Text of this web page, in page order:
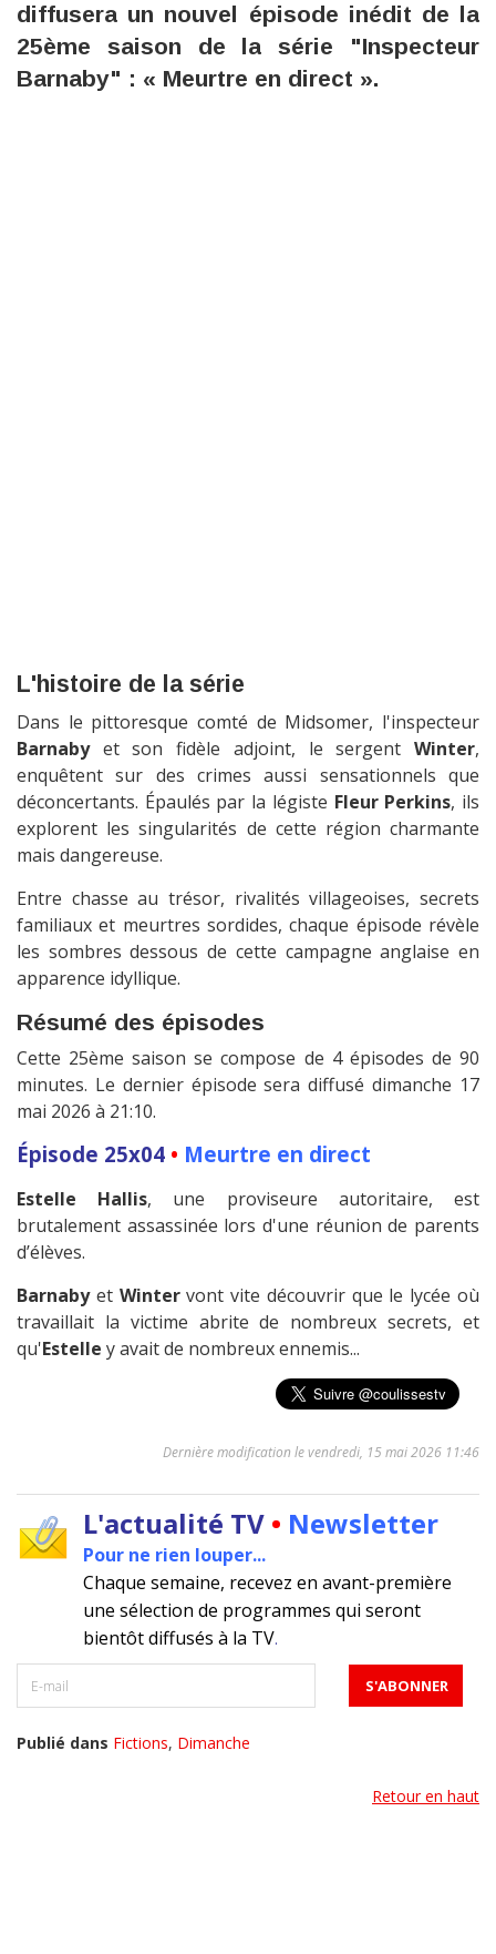
diffusera un nouvel épisode inédit de la
25ème saison de la série "Inspecteur
Barnaby" : « Meurtre en direct ».
L'histoire de la série
Dans le pittoresque comté de Midsomer, l'inspecteur
Barnabyet son fidèle adjoint, le sergent Winter,
enquêtent sur des crimes aussi sensationnels que
déconcertants. Épaulés par la légiste Fleur Perkins, ils
explorent les singularités de cette région charmante
mais dangereuse.
Entre chasse au trésor, rivalités villageoises, secrets
familiaux et meurtres sordides, chaque épisode révèle
les sombres dessous de cette campagne anglaise en
apparence idyllique.
Résumé des épisodes
Cette 25ème saison se compose de 4 épisodes de 90
minutes. Le dernier épisode sera diffusé dimanche 17
mai 2026 à 21:10.
Épisode 25x04 • Meurtre en direct
Estelle Hallis, une proviseure autoritaire, est
brutalement assassinée lors d'une réunion de parents
d’élèves.
Barnabyet Wintervont vite découvrir que le lycée où
travaillait la victime abrite de nombreux secrets, et
qu'Estelle y avait de nombreux ennemis...
Dernière modification le vendredi, 15 mai 2026 11:46
L'actualité TV • Newsletter
Pour ne rien louper...
Chaque semaine, recevez en avant-première
une sélection de programmes qui seront
bientôt diffusés à la TV.
Publié dans Fictions, Dimanche
Retour en haut